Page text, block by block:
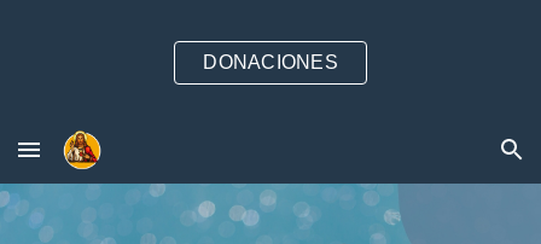
Skip to main content
DONACIONES